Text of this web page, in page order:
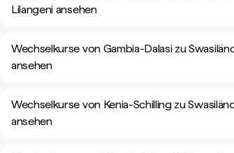
Lilangeni ansehen
Wechselkurse von Gambia-Dalasi zu
ansehen
Wechselkurse von Kenia-Schilling zu
ansehen